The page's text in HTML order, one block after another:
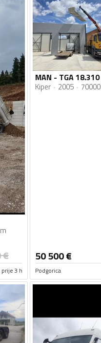
€
prije 3 h
MAN - TGA 18.310
Kiper 2005
50 500€
Podgorica